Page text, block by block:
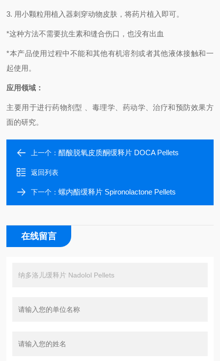
3. 用小颗粒用植入器刺穿动物皮肤，将药片植入即可。
*这种方法不需要抗生素和缝合伤口，也没有出血
*本产品使用过程中不能和其他有机溶剂或者其他液体接触和一
起使用。
应用领域：
主要用于进行药物剂型
、毒理学、药动学、治疗和预防效果方
面的研究。
上一个：醋酸脱氧皮质酮缓释片 DOCA Pellets
返回列表
下一个：螺内酯缓释片 Spironolactone Pellets
在线留言